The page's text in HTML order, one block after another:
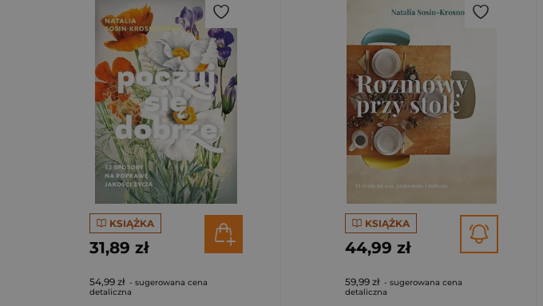
KSIĄŻKA
31,89 zł
54,99 zł - sugerowana cena
detaliczna
KSIĄŻKA
44,99 zł
59,99 zł - sugerowana cena
detaliczna